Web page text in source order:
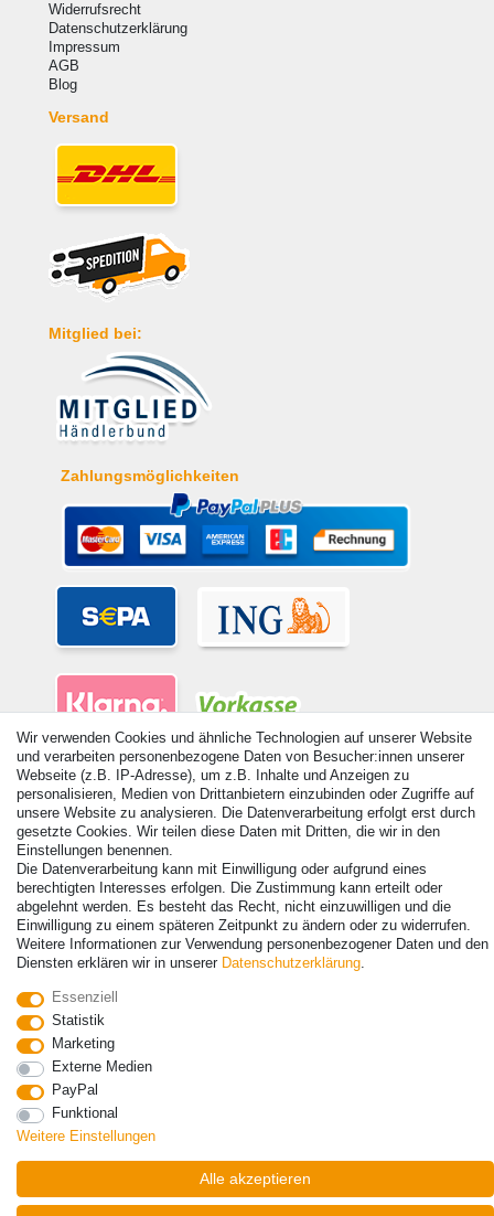
Widerrufsrecht
Datenschutzerklärung
Impressum
AGB
Blog
Versand
Mitglied bei:
Zahlungsmöglichkeiten
© Copyright 2026 | Alle Rechte vorbehalten. - Alle Rechte vorbehalten.
Preisangaben inkl. gesetzl. 19% MwSt. | Grundpreise siehe Artikeldetail | *Gilt für
Lieferungen nach Deutschland!
Vertrag widerrufen Kontakt
Wir verwenden Cookies und ähnliche Technologien auf unserer Website
und verarbeiten personenbezogene Daten von Besucher:innen unserer
Webseite (z.B. IP-Adresse), um z.B. Inhalte und Anzeigen zu
personalisieren, Medien von Drittanbietern einzubinden oder Zugriffe auf
unsere Website zu analysieren. Die Datenverarbeitung erfolgt erst durch
gesetzte Cookies. Wir teilen diese Daten mit Dritten, die wir in den
Einstellungen benennen.
Die Datenverarbeitung kann mit Einwilligung oder aufgrund eines
berechtigten Interesses erfolgen. Die Zustimmung kann erteilt oder
abgelehnt werden. Es besteht das Recht, nicht einzuwilligen und die
Einwilligung zu einem späteren Zeitpunkt zu ändern oder zu widerrufen.
Weitere Informationen zur Verwendung personenbezogener Daten und den
Diensten erklären wir in unserer Daten­schutz­erklärung.
Essenziell
Statistik
Marketing
Externe Medien
PayPal
Funktional
Weitere Einstellungen
Alle akzeptieren